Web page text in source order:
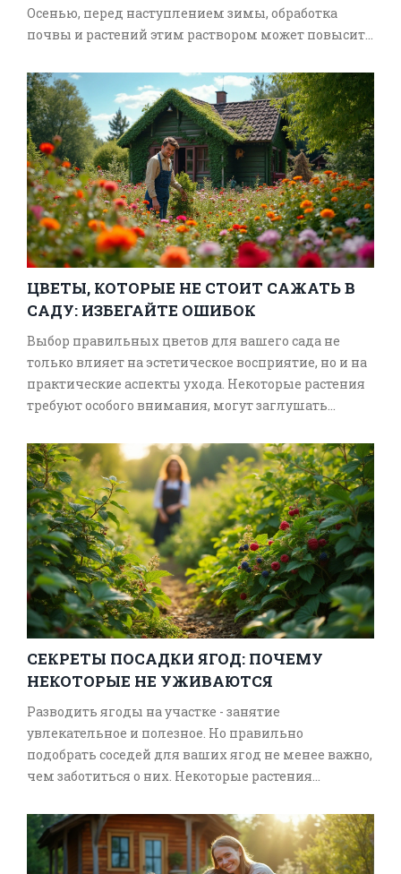
Осенью, перед наступлением зимы, обработка
почвы и растений этим раствором может повысить
В нашем материале мы разберем, как правильно
использовать медный купорос и принесет ли это
желаемый результат. Оптимальное время и
методы применения — важные аспекты, которые
помогут вашему саду пережить зиму.
ЦВЕТЫ, КОТОРЫЕ НЕ СТОИТ САЖАТЬ В
САДУ: ИЗБЕГАЙТЕ ОШИБОК
Выбор правильных цветов для вашего сада не
только влияет на эстетическое восприятие, но и на
практические аспекты ухода. Некоторые растения
требуют особого внимания, могут заглушать
домашних животных. В статье рассказано, какие
цветы стоит избегать, чтобы сад оставался
красивым и безопасным. Рассматриваются
проблемы, связанные с некоторыми популярными
растениями, и предлагаются советы по
альтернативному выбору, который будет радовать
вас и не потребует много усилий.
СЕКРЕТЫ ПОСАДКИ ЯГОД: ПОЧЕМУ
НЕКОТОРЫЕ НЕ УЖИВАЮТСЯ
Разводить ягоды на участке - занятие
увлекательное и полезное. Но правильно
подобрать соседей для ваших ягод не менее важно,
чем заботиться о них. Некоторые растения
урожай. В статье мы рассмотрим, какие ягоды
можно сажать рядом, а какие лучше держать
подальше, чтобы ваш сад был здоровым и